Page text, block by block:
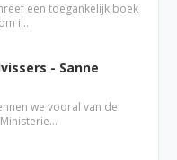
een toegankelijk boek
i…
- Sanne
we vooral van de